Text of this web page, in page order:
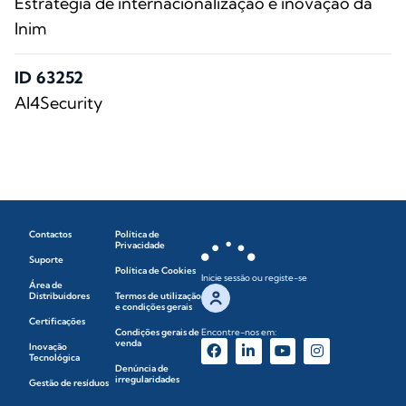
Inim
ID 63252
AI4Security
Contactos
Suporte
Área de
Distribuidores
Certificações
Inovação
Tecnológica
Gestão de resíduos
Política de
Privacidade
Política de Cookies
Termos de utilização
e condições gerais
Condições gerais de
venda
Denúncia de
irregularidades
Inicie sessão ou registe-se
Encontre-nos em: